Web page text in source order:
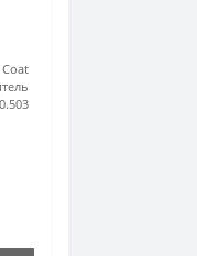
0.503